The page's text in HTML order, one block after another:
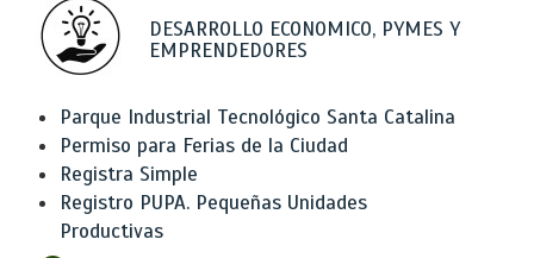
DESARROLLO ECONOMICO, PYMES Y
EMPRENDEDORES
Parque Industrial Tecnológico Santa Catalina
Permiso para Ferias de la Ciudad
Registra Simple
Registro PUPA. Pequeñas Unidades
Productivas